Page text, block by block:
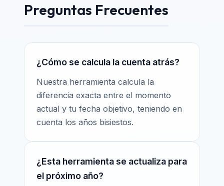
Preguntas Frecuentes
¿Cómo se calcula la cuenta atrás?
Nuestra herramienta calcula la
diferencia exacta entre el momento
actual y tu fecha objetivo, teniendo en
cuenta los años bisiestos.
¿Esta herramienta se actualiza para
el próximo año?